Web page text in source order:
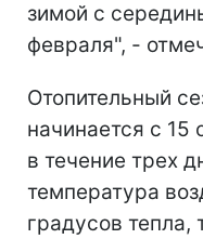
зимой с
февраля", -
Отопительный
начинается с 15
в течение трех
температура
градусов тепла,